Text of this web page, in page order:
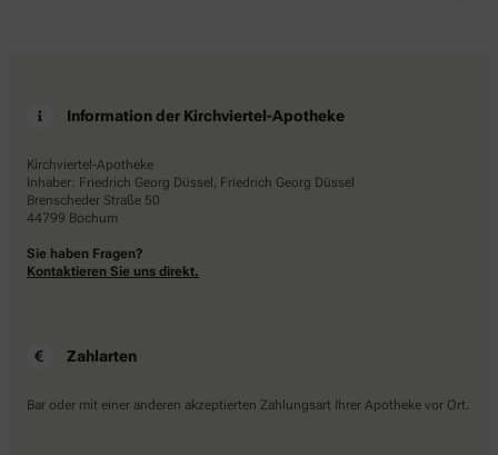
Information der Kirchviertel-Apotheke
Kirchviertel-Apotheke
Inhaber: Friedrich Georg Düssel, Friedrich Georg Düssel
Brenscheder Straße 50
44799 Bochum
Sie haben Fragen?
Kontaktieren Sie uns direkt.
Zahlarten
Bar oder mit einer anderen akzeptierten Zahlungsart Ihrer Apotheke vor Ort.